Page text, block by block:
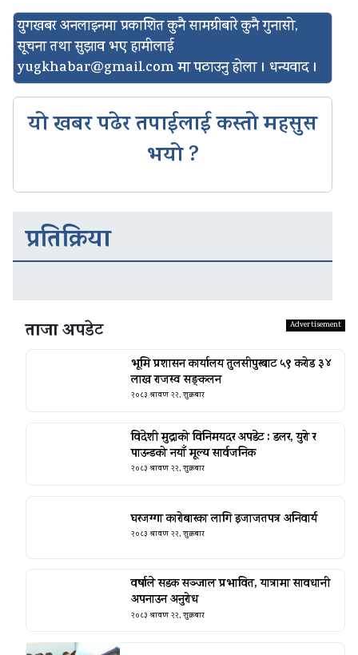
युगखबर अनलाइनमा प्रकाशित कुनै सामग्रीबारे कुनै गुनासो,
सूचना तथा सुझाव भए हामीलाई
yugkhabar@gmail.comमा पठाउनु होला । धन्यवाद ।
यो खबर पढेर तपाईलाई कस्तो महसुस
भयो ?
प्रतिक्रिया
ताजा अपडेट
भूमि प्रशासन कार्यालय तुलसीपुरबाट ५९ करोड ३४
लाख राजस्व सङ्कलन
२०८३ श्रावण २२, शुक्रबार
विदेशी मुद्राको विनिमयदर अपडेट : डलर, युरो र
पाउन्डको नयाँ मूल्य सार्वजनिक
२०८३ श्रावण २२, शुक्रबार
घरजग्गा कारोबारका लागि इजाजतपत्र अनिवार्य
२०८३ श्रावण २२, शुक्रबार
वर्षाले सडक सञ्जाल प्रभावित, यात्रामा सावधानी
अपनाउन अनुरोध
२०८३ श्रावण २२, शुक्रबार